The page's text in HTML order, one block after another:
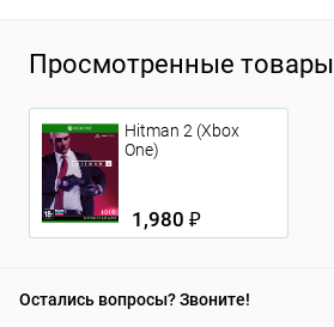
Просмотренные товары
Hitman 2 (Xbox
One)
1,980 ₽
Остались вопросы? Звоните!